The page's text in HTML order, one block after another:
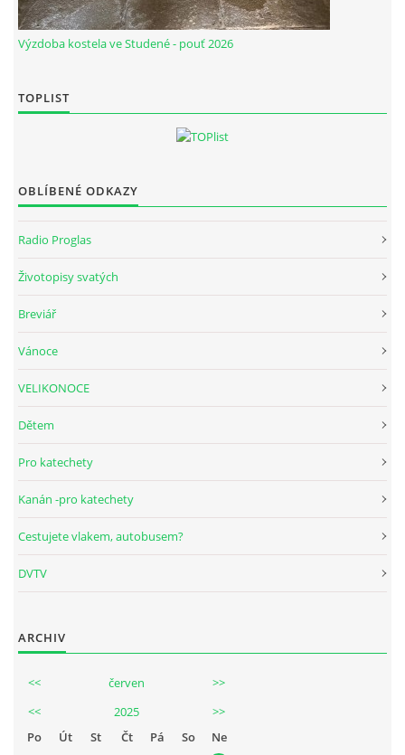
Výzdoba kostela ve Studené - pouť 2026
TOPLIST
OBLÍBENÉ ODKAZY
Radio Proglas
Životopisy svatých
Breviář
Vánoce
VELIKONOCE
Dětem
Pro katechety
Kanán -pro katechety
Cestujete vlakem, autobusem?
DVTV
ARCHIV
<< červen
>>
<<
2025
>>
Po
Út St Čt Pá So
Ne